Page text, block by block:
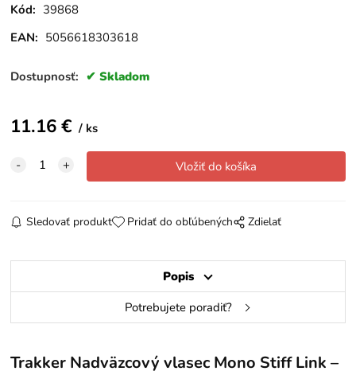
Kód: 39868
EAN: 5056618303618
Dostupnosť: Skladom
11.16€ ks
Sledovať produkt Pridať do obľúbených Zdielať
Popis
Potrebujete poradiť?
Trakker Nadväzcový vlasec Mono Stiff Link –